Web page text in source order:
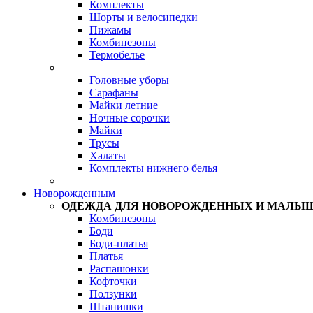
Комплекты
Шорты и велосипедки
Пижамы
Комбинезоны
Термобелье
Головные уборы
Сарафаны
Майки летние
Ночные сорочки
Майки
Трусы
Халаты
Комплекты нижнего белья
Новорожденным
ОДЕЖДА ДЛЯ НОВОРОЖДЕННЫХ И
Комбинезоны
Боди
Боди-платья
Платья
Распашонки
Кофточки
Ползунки
Штанишки